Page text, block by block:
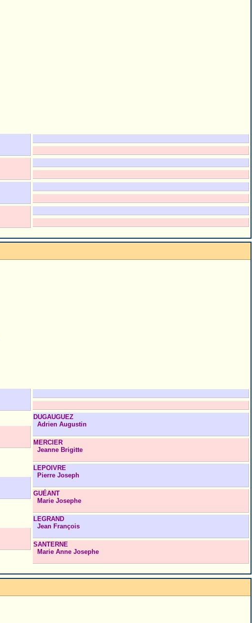
DUGAUGUEZ
Adrien Augustin
MERCIER
Jeanne Brigitte
LEPOIVRE
Pierre Joseph
GUÉANT
Marie Josephe
LEGRAND
Jean François
SANTERNE
Marie Anne Josephe